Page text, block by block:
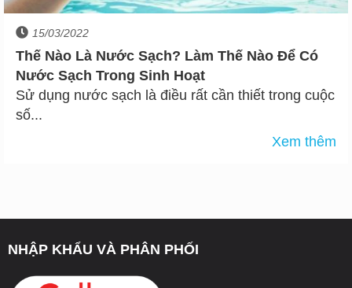
15/03/2022
Thế Nào Là Nước Sạch? Làm Thế Nào Để Có
Nước Sạch Trong Sinh Hoạt
Sử dụng nước sạch là điều rất cần thiết trong cuộc
số...
Xem thêm
NHẬP KHẨU VÀ PHÂN PHỐI